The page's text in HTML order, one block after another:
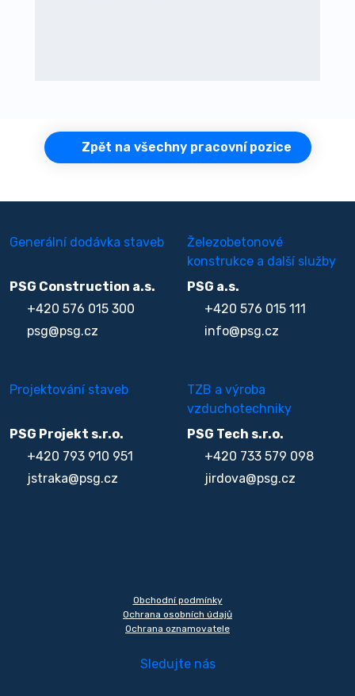
Zpět na všechny pracovní pozice
Generální dodávka staveb
PSG Construction a.s.
+420 576 015 300
psg@psg.cz
Železobetonové
konstrukce a další služby
PSG a.s.
+420 576 015 111
info@psg.cz
Projektování staveb
PSG Projekt s.r.o.
+420 793 910 951
jstraka@psg.cz
TZB a výroba
vzduchotechniky
PSG Tech s.r.o.
+420 733 579 098
jirdova@psg.cz
Obchodní podmínky
Ochrana osobních údajů
Ochrana oznamovatele
Sledujte nás